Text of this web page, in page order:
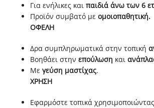
Για ενήλικες και παιδιά άνω των 6
Προϊόν συμβατό με ομοιοπαθητική.
ΟΦΕΛΗ
Δρα συμπληρωματικά στην τοπική
Βοηθάει στην επούλωση και
Με γεύση μαστίχας.
ΧΡΗΣΗ
Εφαρμόστε τοπικά